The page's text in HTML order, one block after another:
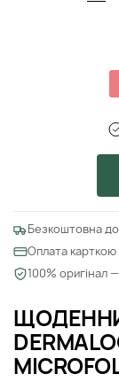
Безкоштовна
Оплата карткою
100% оригінал